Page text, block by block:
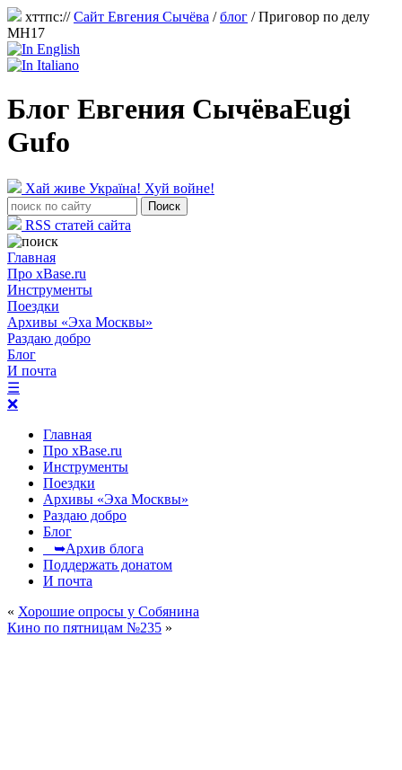
хттпс://Сайт Евгения Сычёва /блог /Приговор по делу
MH17
Блог Евгения СычёваEugi
Gufo
Хай живе Україна! Хуй войне!
RSS статей сайта
Главная
Про xBase.ru
Инструменты
Поездки
Архивы «Эха Москвы»
Раздаю добро
Блог
И почта
☰
❌
Главная
Про xBase.ru
Инструменты
Поездки
Архивы «Эха Москвы»
Раздаю добро
Блог
➥Архив блога
Поддержать донатом
И почта
« Хорошие опросы у Собянина
Кино по пятницам №235 »